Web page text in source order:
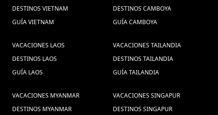
DESTINOS VIETNAM
GUÍA VIETNAM
DESTINOS CAMBOYA
GUÍA CAMBOYA
VACACIONES LAOS
DESTINOS LAOS
GUÍA LAOS
VACACIONES TAILANDIA
DESTINOS TAILANDIA
GUÍA TAILANDIA
VACACIONES MYANMAR
DESTINOS MYANMAR
VACACIONES SINGAPUR
DESTINOS SINGAPUR